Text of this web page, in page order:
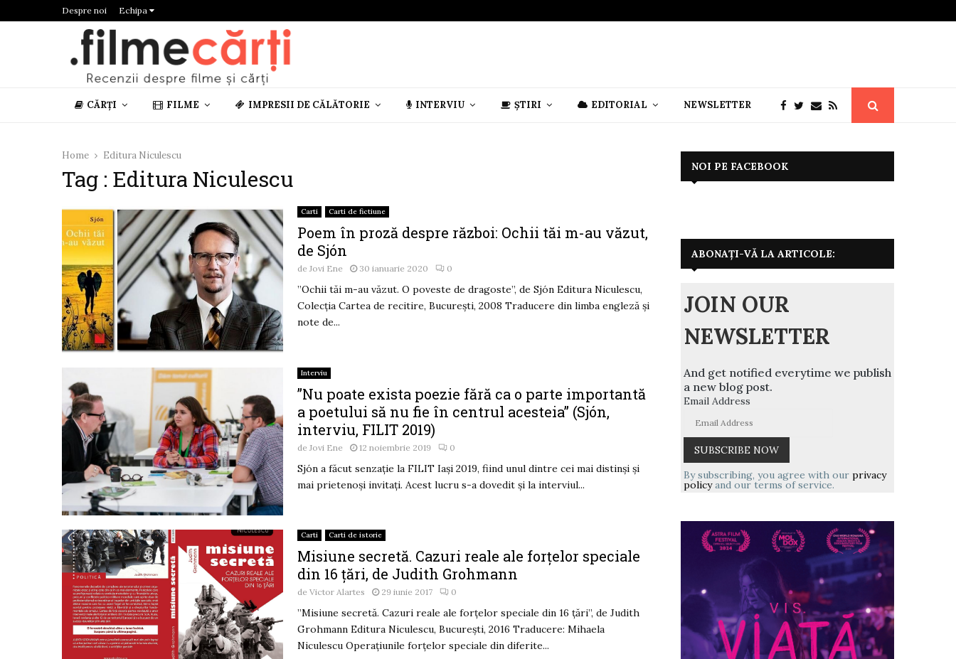
Despre noi Echipa
CĂRȚI FILME IMPRESII DE CĂLĂTORIE INTERVIU ȘTIRI EDITORIAL NEWSLETTER
Home Editura Niculescu
Tag : Editura Niculescu
Carti Carti de fictiune
Poem în proză despre război: Ochii tăi m-au văzut,
de Sjón
de Jovi Ene 30 ianuarie 2020 0
”Ochii tăi m-au văzut. O poveste de dragoste”, de Sjón Editura Niculescu,
Colecția Cartea de recitire, București, 2008 Traducere din limba engleză și
note de...
Interviu
”Nu poate exista poezie fără ca o parte importantă
a poetului să nu fie în centrul acesteia” (Sjón,
interviu, FILIT 2019)
deJovi Ene 12 noiembrie 2019 0
Sjón a făcut senzație la FILIT Iași 2019, fiind unul dintre cei mai distinși și
mai prietenoși invitați. Acest lucru s-a dovedit și la interviul...
Carti Carti de istorie
Misiune secretă. Cazuri reale ale forțelor speciale
din 16 țări, de Judith Grohmann
deVictor Alartes 29 iunie 2017 0
”Misiune secretă. Cazuri reale ale forțelor speciale din 16 țări”, de Judith
Grohmann Editura Niculescu, București, 2016 Traducere: Mihaela
Niculescu Operațiunile forțelor speciale din diferite...
NOI PE FACEBOOK
ABONAȚI-VĂ LA ARTICOLE:
JOIN OUR
NEWSLETTER
And get notified everytime we publish
a new blog post.
Email Address
By subscribing, you agree with our privacy
policyand our terms of service.